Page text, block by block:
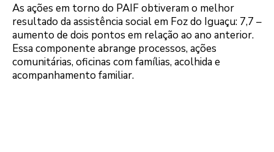
As ações em torno do PAIF obtiveram o melhor
resultado da assistência social em Foz do Iguaçu: 7,7 –
aumento de dois pontos em relação ao ano anterior.
Essa componente abrange processos, ações
comunitárias, oficinas com famílias, acolhida e
acompanhamento familiar.